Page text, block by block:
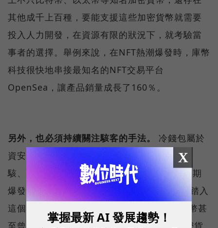
其他成千上百種，要能支援這些加密貨幣就需要
投入人力開發，在資源有限的狀況下，就考驗當
事者的選擇。舉例來說，在NFT熱潮爆發時，庫幣
科技很快地串接最知名的NFT交易平台
OpenSea，讓產品銷量成長了160％。
另外，也必須持續關注駭客的手法。
冷錢包屬於
資安產品的一環，相當講求信任，只要傳出被
駭、被盜的新聞，等同宣告公司終結。關於近期
爆發FTX種種事件，歐仕邁笑說，「從我開始踏入
這個產業以來，牛熊轉換已經超過4次，比特幣甚
至曾經跌了95％。」每當熊市來臨，就是加密貨
X
掌握最新 AI 發展趨勢！